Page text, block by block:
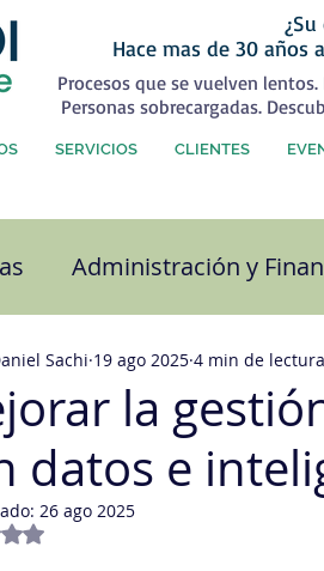
Hace mas de 30 años
Procesos que se vuelven
Personas sobrecargadas.
SERVICIOS CLIENTES
Administración y
Calidad
Cultura organizacional
Informática
la
datos e
Sachi 19 ago 2025 4 min de lectura
26 ago 2025
NaN de 5 estrellas.